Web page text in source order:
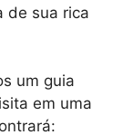
de sua rica
um guia
em uma